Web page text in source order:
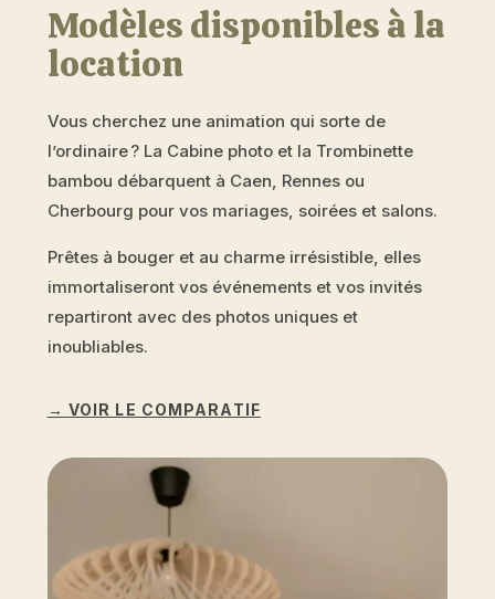
Modèles disponibles à la
location
Vous cherchez une animation qui sorte de
l’ordinaire ? La Cabine photo et la Trombinette
bambou débarquent à Caen, Rennes ou
Cherbourg pour vos mariages, soirées et salons.
Prêtes à bouger et au charme irrésistible, elles
immortaliseront vos événements et vos invités
repartiront avec des photos uniques et
inoubliables.
→ VOIR LE COMPARATIF